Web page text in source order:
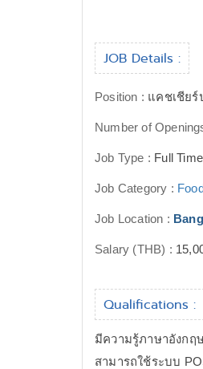
JOB Details :
Position : แคชเชียร์
Number of
Job Type : Full Time
Job Category :
Job Location :
Salary (THB) :
Qualifications :
มีความรู้ภาษาอังกฤ
สามารถใช้ระบบ